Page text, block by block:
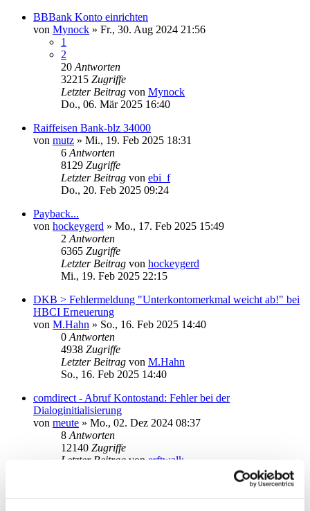
BBBank Konto einrichten
von Mynock » Fr., 30. Aug 2024 21:56
1
2
20 Antworten
32215 Zugriffe
Letzter Beitrag von Mynock
Do., 06. Mär 2025 16:40
Raiffeisen Bank-blz 34000
von mutz » Mi., 19. Feb 2025 18:31
6 Antworten
8129 Zugriffe
Letzter Beitrag von ebi_f
Do., 20. Feb 2025 09:24
Payback...
von hockeygerd » Mo., 17. Feb 2025 15:49
2 Antworten
6365 Zugriffe
Letzter Beitrag von hockeygerd
Mi., 19. Feb 2025 22:15
DKB > Fehlermeldung "Unterkontomerkmal weicht ab!" bei
HBCI Erneuerung
von M.Hahn » So., 16. Feb 2025 14:40
0 Antworten
4938 Zugriffe
Letzter Beitrag von M.Hahn
So., 16. Feb 2025 14:40
comdirect - Abruf Kontostand: Fehler bei der
Dialoginitialisierung
von meute » Mo., 02. Dez 2024 08:37
8 Antworten
12140 Zugriffe
Letzter Beitrag von erftwalk
Dialogbearbeitung abgebrochen - Fehler bei Überweisung,